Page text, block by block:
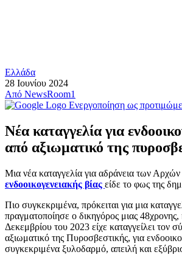
Ελλάδα
28 Ιουνίου 2024
Από NewsRoom1
Ενεργοποίηση ως
Νέα καταγγελία για
από αξιωματικό της
Μια νέα καταγγελία για αδράνεια των
ενδοοικογενειακής βίας είδε το φως της
Πιο συγκεκριμένα, πρόκειται για μια
πραγματοποίησε ο δικηγόρος μιας 48χρονης,
Δεκεμβρίου του 2023 είχε καταγγείλει τον
αξιωματικό της Πυροσβεστικής, για
συγκεκριμένα ξυλοδαρμό, απειλή και